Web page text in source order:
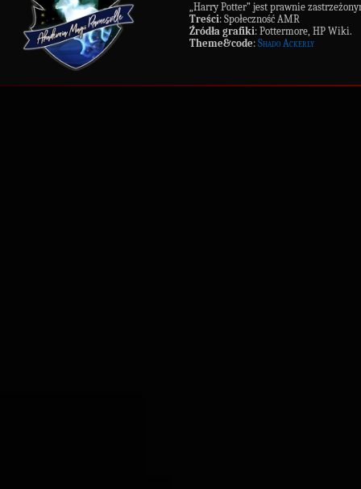
„Harry Potter” jest prawnie
Treści: Społeczność AMR
Źródła grafiki: Pottermore, HP Wiki.
Theme&code: Shado Ackerly